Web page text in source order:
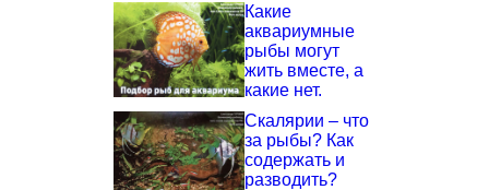
Какие
аквариумные
рыбы могут
жить вместе, а
какие нет.
Скалярии – что
за рыбы? Как
содержать и
разводить?